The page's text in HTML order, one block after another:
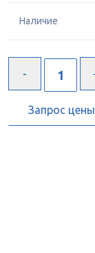
Наличие
Запрос цены